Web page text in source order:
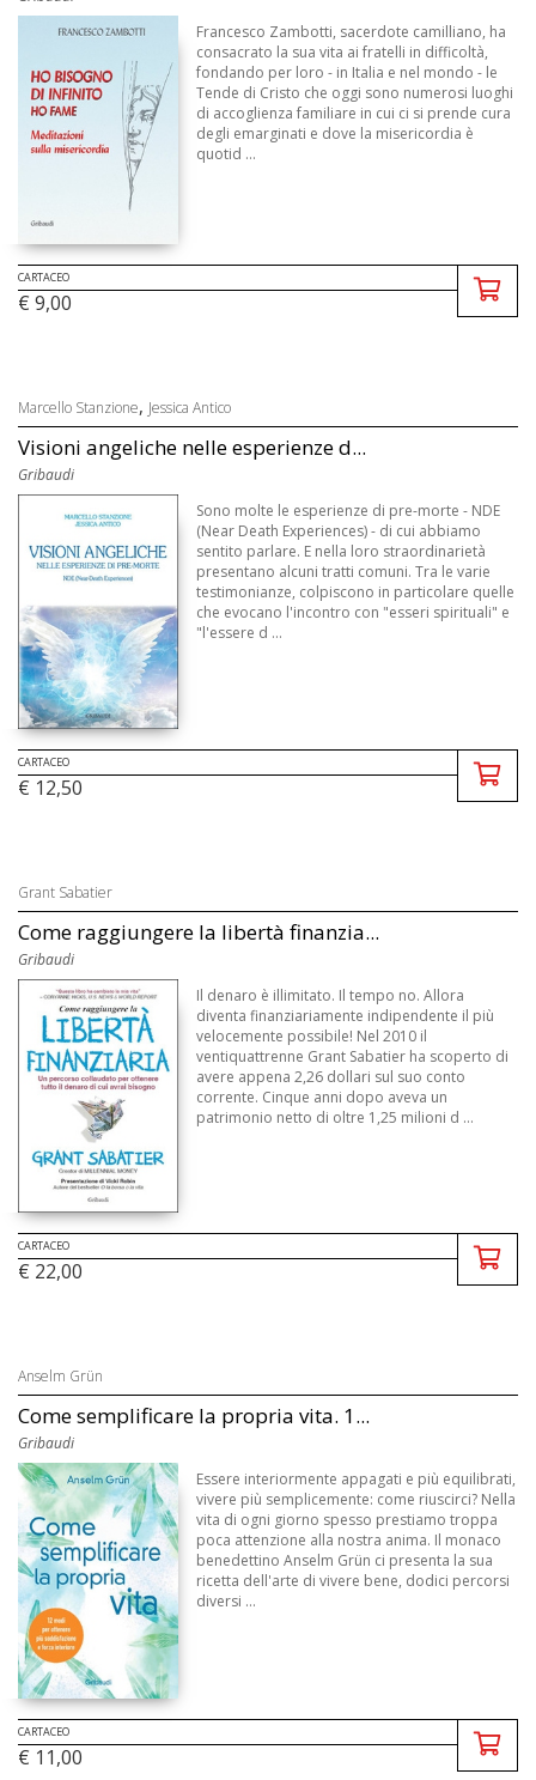
Francesco Zambotti, sacerdote camilliano, ha
consacrato la sua vita ai fratelli in difficoltà,
fondando per loro - in Italia e nel mondo - le
Tende di Cristo che oggi sono numerosi luoghi
di accoglienza familiare in cui ci si prende cura
degli emarginati e dove la misericordia è
quotid ...
CARTACEO
€ 9,00
Marcello Stanzione, Jessica Antico
Visioni angeliche nelle esperienze d...
Gribaudi
Sono molte le esperienze di pre-morte - NDE
(Near Death Experiences) - di cui abbiamo
sentito parlare. E nella loro straordinarietà
presentano alcuni tratti comuni. Tra le varie
testimonianze, colpiscono in particolare quelle
che evocano l'incontro con "esseri spirituali" e
"l'essere d ...
CARTACEO
€ 12,50
Grant Sabatier
Come raggiungere la libertà finanzia...
Gribaudi
Il denaro è illimitato. Il tempo no. Allora
diventa finanziariamente indipendente il più
velocemente possibile! Nel 2010 il
ventiquattrenne Grant Sabatier ha scoperto di
avere appena 2,26 dollari sul suo conto
corrente. Cinque anni dopo aveva un
patrimonio netto di oltre 1,25 milioni d ...
CARTACEO
€ 22,00
Anselm Grün
Come semplificare la propria vita. 1...
Gribaudi
Essere interiormente appagati e più equilibrati,
vivere più semplicemente: come riuscirci? Nella
vita di ogni giorno spesso prestiamo troppa
poca attenzione alla nostra anima. Il monaco
benedettino Anselm Grün ci presenta la sua
ricetta dell'arte di vivere bene, dodici percorsi
diversi ...
CARTACEO
€ 11,00